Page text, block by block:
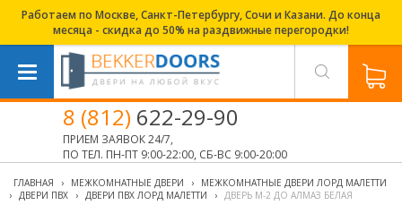
Работаем по Москве, Санкт-Петербургу, Сочи и Казани. До конца
месяца - скидка до 50% на раздвижные перегородки!
8 (812) 622-29-90
ПРИЕМ ЗАЯВОК 24/7,
ПО ТЕЛ. ПН-ПТ 9:00-22:00, СБ-ВС 9:00-20:00
ГЛАВНАЯ › МЕЖКОМНАТНЫЕ ДВЕРИ ›
МЕЖКОМНАТНЫЕ ДВЕРИ ЛОРД МАЛЕТТИ
› ДВЕРИ ПВХ › ДВЕРИ ПВХ ЛОРД МАЛЕТТИ › ДВЕРЬ М-2 ДО АЛМАЗ БЕЛАЯ